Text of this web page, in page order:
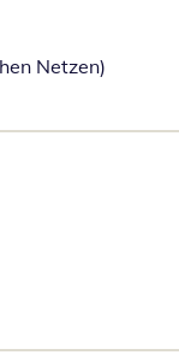
Netzen)